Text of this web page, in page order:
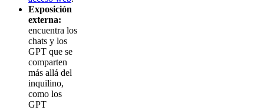
Exposición
externa:
encuentra los
chats y los
GPT que se
comparten
más allá del
inquilino,
como los
GPT